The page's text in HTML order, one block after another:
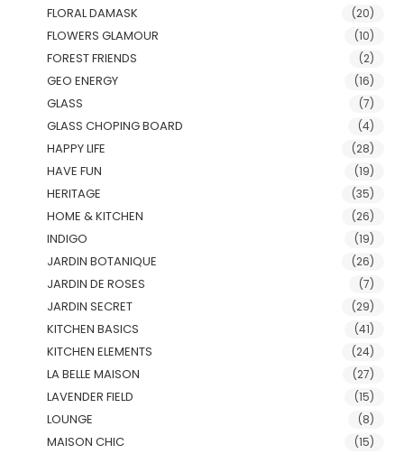
FLORAL DAMASK (20)
FLOWERS GLAMOUR (10)
FOREST FRIENDS (2)
GEO ENERGY (16)
GLASS (7)
GLASS CHOPING BOARD (4)
HAPPY LIFE (28)
HAVE FUN (19)
HERITAGE (35)
HOME & KITCHEN (26)
INDIGO (19)
JARDIN BOTANIQUE (26)
JARDIN DE ROSES (7)
JARDIN SECRET (29)
KITCHEN BASICS (41)
KITCHEN ELEMENTS (24)
LA BELLE MAISON (27)
LAVENDER FIELD (15)
LOUNGE (8)
MAISON CHIC (15)